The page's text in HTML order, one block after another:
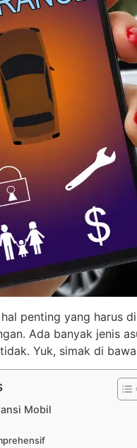
penting yang harus
Ada banyak jenis
Yuk, simak di
Mobil